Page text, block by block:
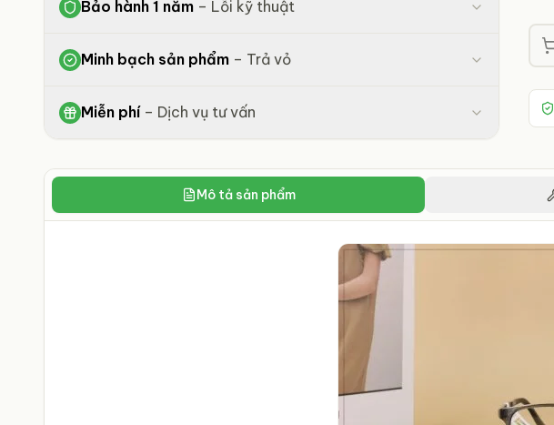
Bảo hành 1 năm – Lỗi kỹ thuật
Minh bạch sản phẩm – Trả vỏ
Miễn phí– Dịch vụ tư vấn
Mô tả sản phẩm